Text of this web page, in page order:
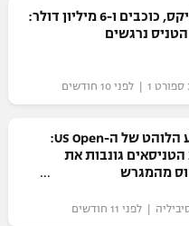
נטפליקס, כוכבים ו-6 מיליון דולר:
נרגשים
לפני 10 חודשים
היציע הלוהט של ה-US Open:
הטניסאים גונבות את
מהמגרש
| לפני 11 חודשים